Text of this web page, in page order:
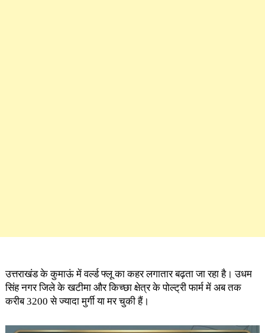
उत्तराखंड के कुमाऊं में वर्ल्ड फ्लू का कहर लगातार बढ़ता जा रहा है। उधम
सिंह नगर जिले के खटीमा और किच्छा क्षेत्र के पोल्ट्री फार्म में अब तक
करीब 3200 से ज्यादा मुर्गी या मर चुकी हैं।